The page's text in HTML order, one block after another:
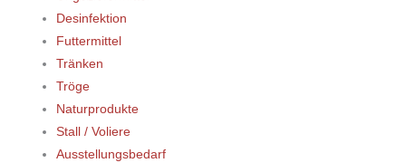
Desinfektion
Futtermittel
Tränken
Tröge
Naturprodukte
Stall / Voliere
Ausstellungsbedarf